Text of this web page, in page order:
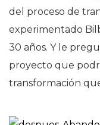
del proceso de
experimentado
30 años. Y le
proyecto que
transformación